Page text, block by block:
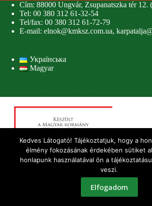
Cím: 88000 Ungvár, Zsupanatszka tér 12.
Tel: 00 380 312 61-32-54
Tel/fax: 00 380 312 61-72-79
E-mail: elnok@kmksz.com.ua,
Українська
Magyar
Kedves Látogató! Tájékoztatjuk, hogy a
élmény fokozásának érdekében sütiket
honlapunk használatával ön a
veszi.
Elfogadom